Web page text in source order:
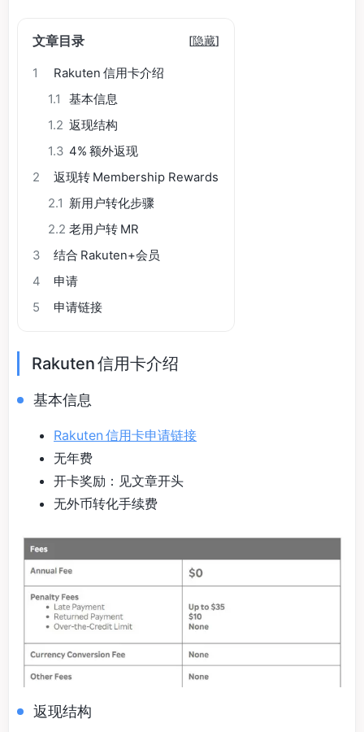
文章目录 [隐藏]
1
Rakuten 信用卡介绍
1.1
基本信息
1.2 返现结构
1.3 4% 额外返现
2
返现转 Membership Rewards
2.1 新用户转化步骤
2.2 老用户转 MR
3
结合 Rakuten+会员
4
申请
5
申请链接
Rakuten 信用卡介绍
基本信息
Rakuten 信用卡申请链接
无年费
开卡奖励：见文章开头
无外币转化手续费
返现结构